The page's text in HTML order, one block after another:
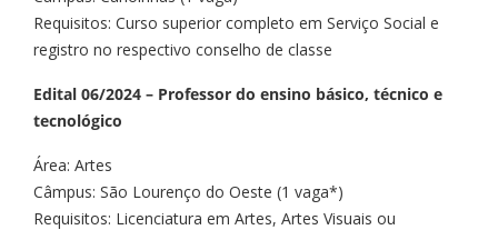
Requisitos: Curso superior completo em Serviço Social e
registro no respectivo conselho de classe
Edital 06/2024 – Professor do ensino básico, técnico e
tecnológico
Área: Artes
Câmpus: São Lourenço do Oeste (1 vaga*)
Requisitos: Licenciatura em Artes, Artes Visuais ou